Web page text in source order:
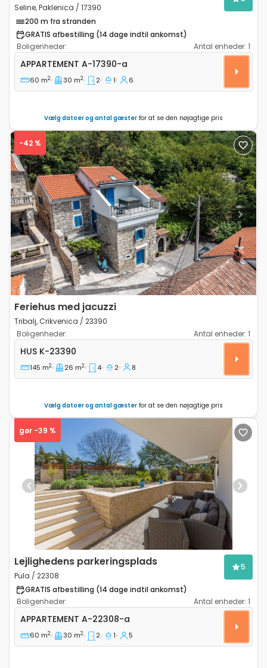
Seline, Paklenica / 17390
200 m fra stranden
GRATIS afbestilling (14 dage indtil ankomst)
Boligenheder:
Antal enheder: 1
Toværelses lejlighed Seline, Paklenica A-17390-a
APPARTEMENT A-17390-a
60 m2 30 m2 2 1 6
Vælg datoer og antal gæster for at se den nøjagtige pris
Previous Next
-42 %
Feriehus med jacuzzi
Tribalj, Crikvenica / 23390
Boligenheder:
Antal enheder: 1
Fire-værelses hus Tribalj, Crikvenica K-23390
HUS K-23390
145 m2 26 m2 4 2 8
Vælg datoer og antal gæster for at se den nøjagtige pris
Previous Next
gør -39 %
Lejlighedens parkeringsplads
Pula / 22308
5
GRATIS afbestilling (14 dage indtil ankomst)
Boligenheder:
Antal enheder: 1
Toværelses lejlighed Pula A-22308-a
APPARTEMENT A-22308-a
60 m2 30 m2 2 1 5